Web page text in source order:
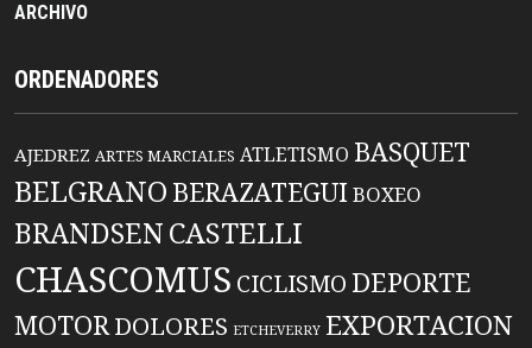
ARCHIVO
ORDENADORES
AJEDREZ ARTES MARCIALES ATLETISMO BASQUET
BELGRANO BERAZATEGUIBOXEO
BRANDSENCASTELLI
CHASCOMUS CICLISMO DEPORTE
MOTORDOLORES ETCHEVERRY EXPORTACION